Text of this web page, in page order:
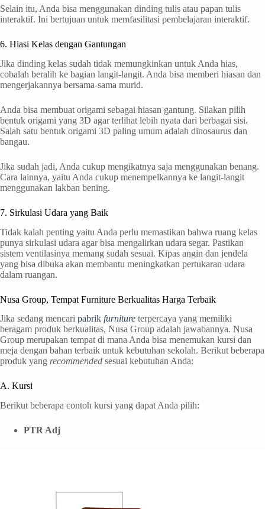
Selain itu, Anda bisa menggunakan dinding tulis atau papan tulis
interaktif. Ini bertujuan untuk memfasilitasi pembelajaran interaktif.
6. Hiasi Kelas dengan Gantungan
Jika dinding kelas sudah tidak memungkinkan untuk Anda hias,
cobalah beralih ke bagian langit-langit. Anda bisa memberi hiasan dan
mengerjakannya bersama-sama murid.
Anda bisa membuat origami sebagai hiasan gantung. Silakan pilih
bentuk origami yang 3D agar terlihat lebih nyata dari berbagai sisi.
Salah satu bentuk origami 3D paling umum adalah dinosaurus dan
bangau.
Jika sudah jadi, Anda cukup mengikatnya saja menggunakan benang.
Cara lainnya, yaitu Anda cukup menempelkannya ke langit-langit
menggunakan lakban bening.
7. Sirkulasi Udara yang Baik
Tidak kalah penting yaitu Anda perlu memastikan bahwa ruang kelas
punya sirkulasi udara agar bisa mengalirkan udara segar. Pastikan
sistem ventilasinya memang sudah sesuai. Kipas angin dan jendela
yang bisa dibuka akan membantu meningkatkan pertukaran udara
dalam ruangan.
Nusa Group, Tempat Furniture Berkualitas Harga Terbaik
Jika sedang mencari pabrik furniture terpercaya yang memiliki
beragam produk berkualitas, Nusa Group adalah jawabannya. Nusa
Group merupakan tempat di mana Anda bisa menemukan kursi dan
meja dengan bahan terbaik untuk kebutuhan sekolah. Berikut beberapa
produk yang recommended sesuai kebutuhan Anda:
A. Kursi
Berikut beberapa contoh kursi yang dapat Anda pilih:
PTR Adj